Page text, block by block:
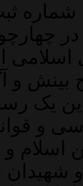
در
بینش
یک
و
و